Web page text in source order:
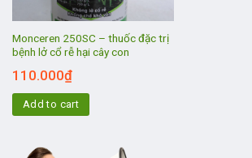
Monceren 250SC – thuốc đặc trị
bệnh lở cổ rễ hại cây con
110.000₫
Add to cart